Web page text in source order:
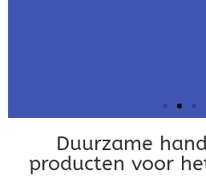
Sale Projecten
Duurzame
producten voor